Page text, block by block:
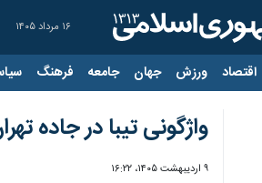
۱۶ مرداد ۱۴۰۵
اقتصاد ورزش جهان جامعه فرهنگ
واژگونی تیبا در جاده
۹ اردیبهشت ۱۴۰۵، ۱۶:۲۲